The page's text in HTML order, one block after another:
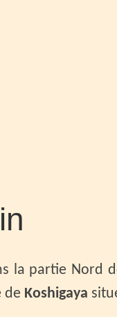
la partie Nord
de Koshigaya